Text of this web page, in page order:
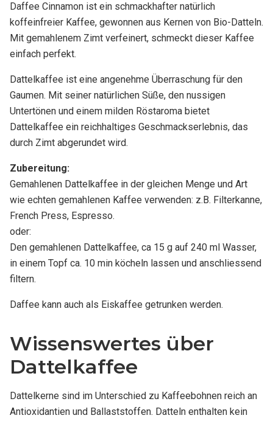
Daffee Cinnamon ist ein schmackhafter natürlich
koffeinfreier Kaffee, gewonnen aus Kernen von Bio-Datteln.
Mit gemahlenem Zimt verfeinert, schmeckt dieser Kaffee
einfach perfekt.
Dattelkaffee ist eine angenehme Überraschung für den
Gaumen. Mit seiner natürlichen Süße, den nussigen
Untertönen und einem milden Röstaroma bietet
Dattelkaffee ein reichhaltiges Geschmackserlebnis, das
durch Zimt abgerundet wird.
Zubereitung:
Gemahlenen Dattelkaffee in der gleichen Menge und Art
wie echten gemahlenen Kaffee verwenden: z.B. Filterkanne,
French Press, Espresso.
oder:
Den gemahlenen Dattelkaffee, ca 15 g auf 240 ml Wasser,
in einem Topf ca. 10 min köcheln lassen und anschliessend
filtern.
Daffee kann auch als Eiskaffee getrunken werden.
Wissenswertes über
Dattelkaffee
Dattelkerne sind im Unterschied zu Kaffeebohnen reich an
Antioxidantien und Ballaststoffen. Datteln enthalten kein